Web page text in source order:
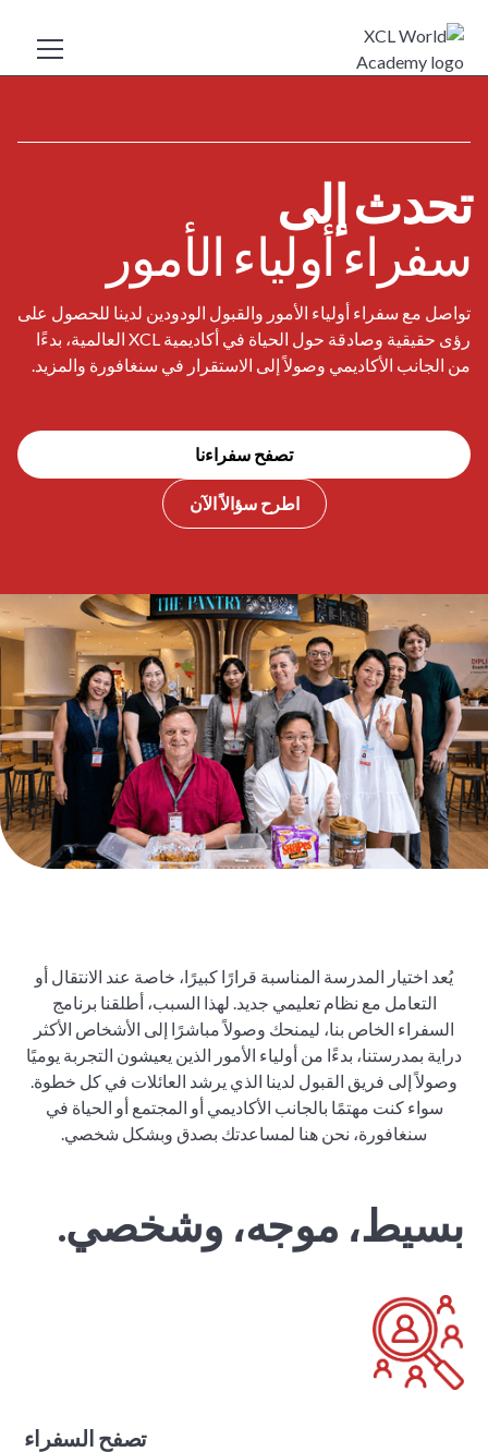
تحدث إلى
سفراء أولياء الأمور
تواصل مع سفراء أولياء الأمور والقبول الودودين لدينا للحصول على
رؤى حقيقية وصادقة حول الحياة في أكاديمية XCL العالمية، بدءًا
من الجانب الأكاديمي وصولاً إلى الاستقرار في سنغافورة والمزيد.
تصفح سفراءنا
اطرح سؤالاً الآن
يُعد اختيار المدرسة المناسبة قرارًا كبيرًا، خاصة عند الانتقال أو
التعامل مع نظام تعليمي جديد. لهذا السبب، أطلقنا برنامج
السفراء الخاص بنا، ليمنحك وصولاً مباشرًا إلى الأشخاص الأكثر
دراية بمدرستنا، بدءًا من أولياء الأمور الذين يعيشون التجربة يوميًا
وصولاً إلى فريق القبول لدينا الذي يرشد العائلات في كل خطوة.
سواء كنت مهتمًا بالجانب الأكاديمي أو المجتمع أو الحياة في
سنغافورة، نحن هنا لمساعدتك بصدق وبشكل شخصي.
بسيط، موجه، وشخصي.
تصفح السفراء